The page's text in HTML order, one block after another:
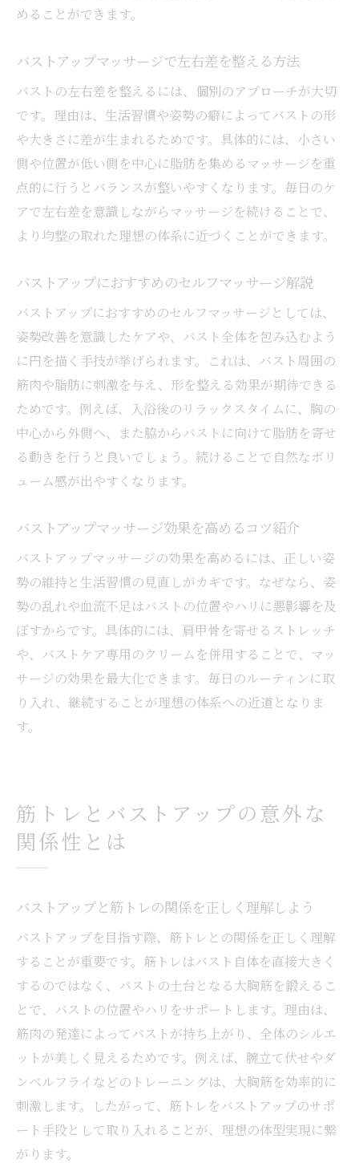
めることができます。
バストアップマッサージで左右差を整える方法
バストの左右差を整えるには、個別のアプローチが大切
です。理由は、生活習慣や姿勢の癖によってバストの形
や大きさに差が生まれるためです。具体的には、小さい
側や位置が低い側を中心に脂肪を集めるマッサージを重
点的に行うとバランスが整いやすくなります。毎日のケ
アで左右差を意識しながらマッサージを続けることで、
より均整の取れた理想の体系に近づくことができます。
バストアップにおすすめのセルフマッサージ解説
バストアップにおすすめのセルフマッサージとしては、
姿勢改善を意識したケアや、バスト全体を包み込むよう
に円を描く手技が挙げられます。これは、バスト周囲の
筋肉や脂肪に刺激を与え、形を整える効果が期待できる
ためです。例えば、入浴後のリラックスタイムに、胸の
中心から外側へ、また脇からバストに向けて脂肪を寄せ
る動きを行うと良いでしょう。続けることで自然なボリ
ューム感が出やすくなります。
バストアップマッサージ効果を高めるコツ紹介
バストアップマッサージの効果を高めるには、正しい姿
勢の維持と生活習慣の見直しがカギです。なぜなら、姿
勢の乱れや血流不足はバストの位置やハリに悪影響を及
ぼすからです。具体的には、肩甲骨を寄せるストレッチ
や、バストケア専用のクリームを併用することで、マッ
サージの効果を最大化できます。毎日のルーティンに取
り入れ、継続することが理想の体系への近道となりま
す。
筋トレとバストアップの意外な
関係性とは
バストアップと筋トレの関係を正しく理解しよう
バストアップを目指す際、筋トレとの関係を正しく理解
することが重要です。筋トレはバスト自体を直接大きく
するのではなく、バストの土台となる大胸筋を鍛えるこ
とで、バストの位置やハリをサポートします。理由は、
筋肉の発達によってバストが持ち上がり、全体のシルエ
ットが美しく見えるためです。例えば、腕立て伏せやダ
ンベルフライなどのトレーニングは、大胸筋を効率的に
刺激します。したがって、筋トレをバストアップのサポ
ート手段として取り入れることが、理想の体型実現に繋
がります。